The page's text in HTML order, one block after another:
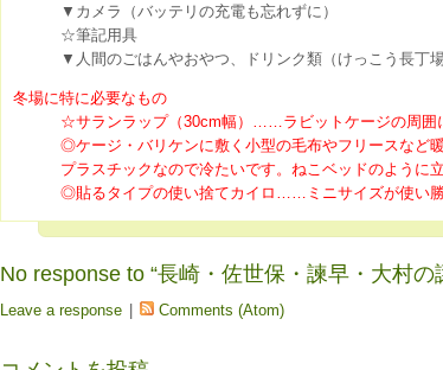
▼カメラ（バッテリの充電も忘れずに）
☆筆記用具
▼人間のごはんやおやつ、ドリンク類（けっこう長丁
冬場に特に必要なもの
☆サランラップ（30cm幅）……ラビットケージの周囲
◎ケージ・バリケンに敷く小型の毛布やフリースな
プラスチックなので冷たいです。ねこベッドのように
◎貼るタイプの使い捨てカイロ……ミニサイズが使い勝
No response to “長崎・佐世保・諫早・大村の
Leave a response Comments (Atom)